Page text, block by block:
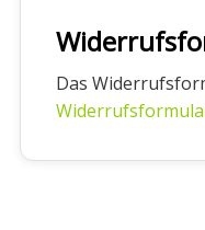
Das